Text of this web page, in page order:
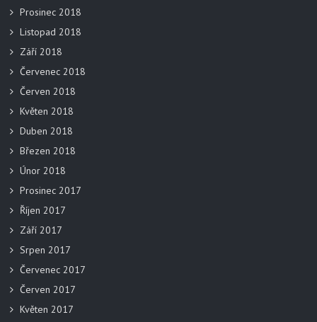
Prosinec 2018
Listopad 2018
Září 2018
Červenec 2018
Červen 2018
Květen 2018
Duben 2018
Březen 2018
Únor 2018
Prosinec 2017
Říjen 2017
Září 2017
Srpen 2017
Červenec 2017
Červen 2017
Květen 2017